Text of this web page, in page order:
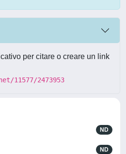
per citare o creare un link
11577/2473953
ND
ND